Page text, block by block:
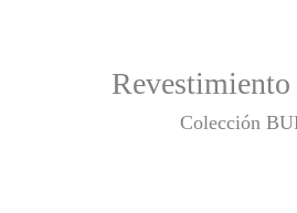
Revestimiento
Colección